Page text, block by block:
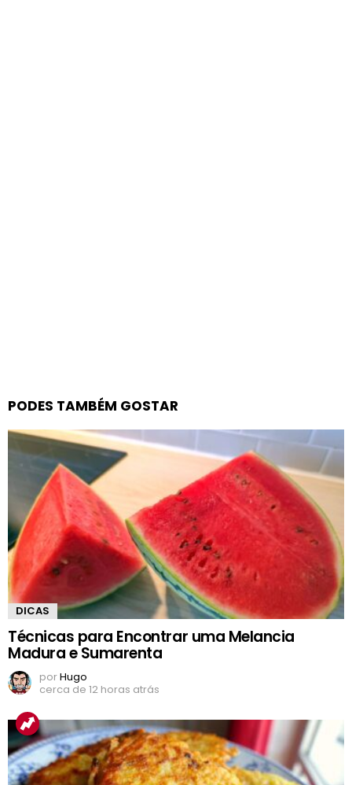
PODES TAMBÉM GOSTAR
DICAS
Técnicas para Encontrar uma Melancia
Madura e Sumarenta
porHugo
cerca de 12 horas atrás